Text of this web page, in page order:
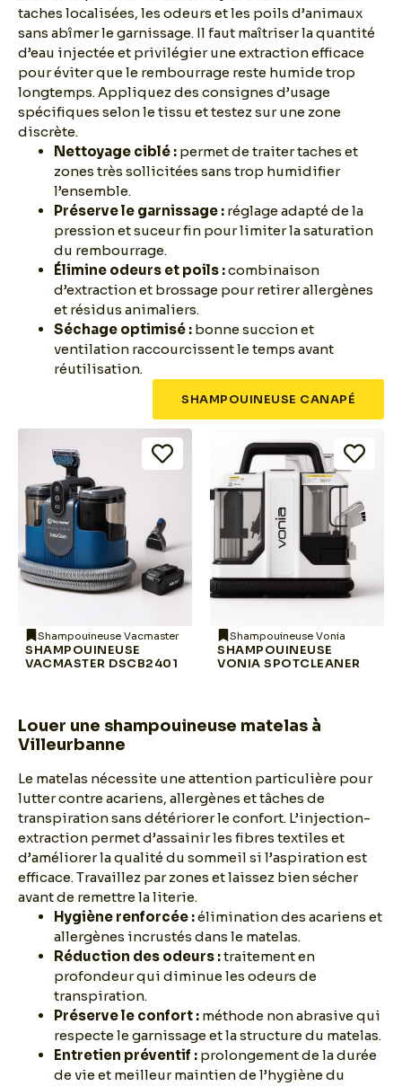
taches localisées, les odeurs et les poils d’animaux
sans abîmer le garnissage. Il faut maîtriser la quantité
d’eau injectée et privilégier une extraction efficace
pour éviter que le rembourrage reste humide trop
longtemps. Appliquez des consignes d’usage
spécifiques selon le tissu et testez sur une zone
discrète.
Nettoyage ciblé : permet de traiter taches et
zones très sollicitées sans trop humidifier
l’ensemble.
Préserve le garnissage : réglage adapté de la
pression et suceur fin pour limiter la saturation
du rembourrage.
Élimine odeurs et poils :combinaison
d’extraction et brossage pour retirer allergènes
et résidus animaliers.
Séchage optimisé : bonne succion et
ventilation raccourcissent le temps avant
réutilisation.
SHAMPOUINEUSE CANAPÉ
Shampouineuse Vacmaster
SHAMPOUINEUSE
VACMASTER DSCB2401
Shampouineuse Vonia
SHAMPOUINEUSE
VONIA SPOTCLEANER
Louer une shampouineuse matelas à
Villeurbanne
Le matelas nécessite une attention particulière pour
lutter contre acariens, allergènes et tâches de
transpiration sans détériorer le confort. L’injection-
extraction permet d’assainir les fibres textiles et
d’améliorer la qualité du sommeil si l’aspiration est
efficace. Travaillez par zones et laissez bien sécher
avant de remettre la literie.
Hygiène renforcée :élimination des acariens et
allergènes incrustés dans le matelas.
Réduction des odeurs :traitement en
profondeur qui diminue les odeurs de
transpiration.
Préserve le confort : méthode non abrasive qui
respecte le garnissage et la structure du matelas.
Entretien préventif : prolongement de la durée
de vie et meilleur maintien de l’hygiène du